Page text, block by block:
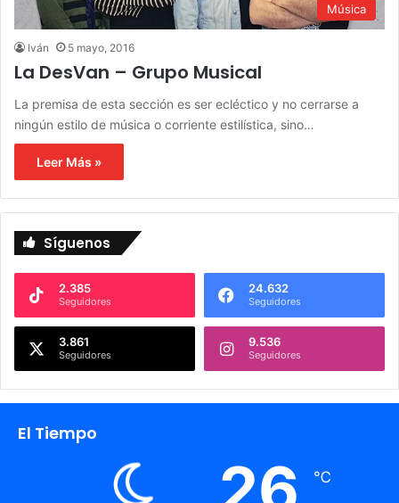
Música
Iván 5 mayo, 2016
La DesVan – Grupo Musical
La premisa de esta sección es ser ecléctico y no cerrarse a
ningún estilo de música o corriente estilística, sino…
Leer Más »
Síguenos
2.385
Seguidores
24.632
Seguidores
3.861
Seguidores
9.536
Seguidores
El Tiempo
℃